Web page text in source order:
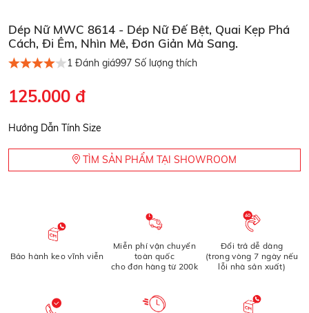
Dép Nữ MWC 8614 - Dép Nữ Đế Bệt, Quai Kẹp Phá
Cách, Đi Êm, Nhìn Mê, Đơn Giản Mà Sang.
1 Đánh giá997 Số lượng thích
125.000 đ
Hướng Dẫn Tính Size
TÌM SẢN PHẨM TẠI SHOWROOM
Bảo hành keo vĩnh viễn
Miễn phí vận chuyển
toàn quốc
cho đơn hàng từ 200k
Đổi trả dễ dàng
(trong vòng 7 ngày nếu
lỗi nhà sản xuất)